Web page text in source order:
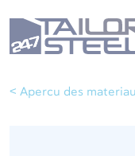
< Apercu des